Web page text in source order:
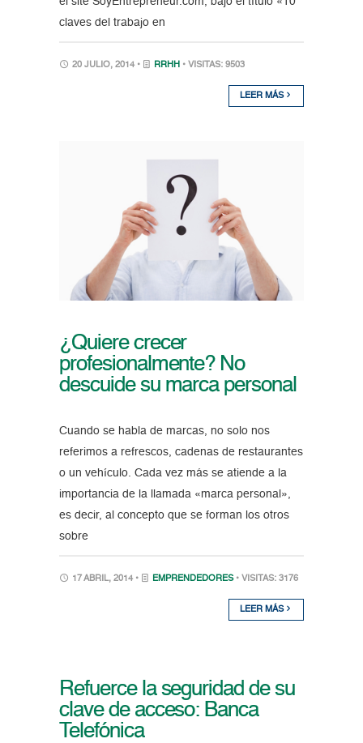
claves del trabajo en
20 JULIO, 2014 • RRHH • VISITAS: 9503
LEER MÁS
¿Quiere crecer
profesionalmente? No
descuide su marca personal
Cuando se habla de marcas, no solo nos
referimos a refrescos, cadenas de restaurantes
o un vehículo. Cada vez más se atiende a la
importancia de la llamada «marca personal»,
es decir, al concepto que se forman los otros
sobre
17 ABRIL, 2014 • EMPRENDEDORES • VISITAS: 3176
LEER MÁS
Refuerce la seguridad de su
clave de acceso: Banca
Telefónica